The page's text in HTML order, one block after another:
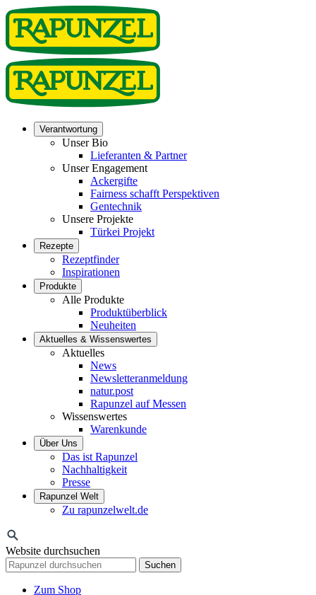
Verantwortung
Unser Bio
Lieferanten & Partner
Unser Engagement
Ackergifte
Fairness schafft Perspektiven
Gentechnik
Unsere Projekte
Türkei Projekt
Rezepte
Rezeptfinder
Inspirationen
Produkte
Alle Produkte
Produktüberblick
Neuheiten
Aktuelles & Wissenswertes
Aktuelles
News
Newsletteranmeldung
natur.post
Rapunzel auf Messen
Wissenswertes
Warenkunde
Über Uns
Das ist Rapunzel
Nachhaltigkeit
Presse
Rapunzel Welt
Zu rapunzelwelt.de
Website durchsuchen
Suchen
Zum Shop